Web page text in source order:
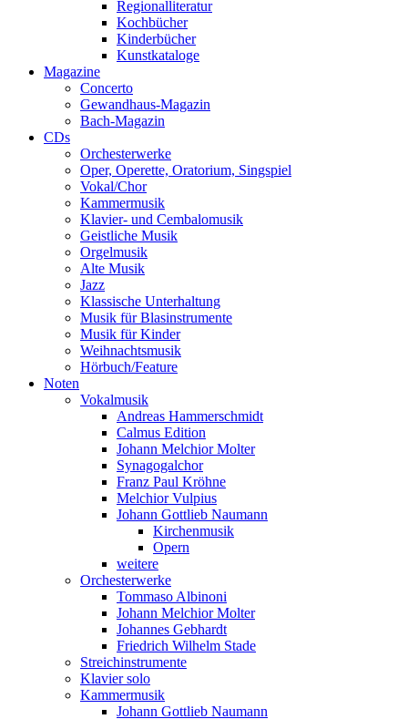
Regionalliteratur
Kochbücher
Kinderbücher
Kunstkataloge
Magazine
Concerto
Gewandhaus-Magazin
Bach-Magazin
CDs
Orchesterwerke
Oper, Operette, Oratorium, Singspiel
Vokal/Chor
Kammermusik
Klavier- und Cembalomusik
Geistliche Musik
Orgelmusik
Alte Musik
Jazz
Klassische Unterhaltung
Musik für Blasinstrumente
Musik für Kinder
Weihnachtsmusik
Hörbuch/Feature
Noten
Vokalmusik
Andreas Hammerschmidt
Calmus Edition
Johann Melchior Molter
Synagogalchor
Franz Paul Kröhne
Melchior Vulpius
Johann Gottlieb Naumann
Kirchenmusik
Opern
weitere
Orchesterwerke
Tommaso Albinoni
Johann Melchior Molter
Johannes Gebhardt
Friedrich Wilhelm Stade
Streichinstrumente
Klavier solo
Kammermusik
Johann Gottlieb Naumann